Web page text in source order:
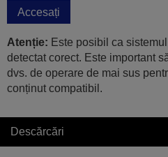
Accesați
Atenție: Este posibil ca
detectat corect. Este important
dvs. de operare de mai sus
conținut compatibil.
Descărcări